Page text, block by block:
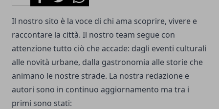
Il nostro sito è la voce di chi ama scoprire, vivere e
raccontare la città. Il nostro team segue con
attenzione tutto ciò che accade: dagli eventi culturali
alle novità urbane, dalla gastronomia alle storie che
animano le nostre strade. La nostra redazione e
autori sono in continuo aggiornamento ma tra i
primi sono stati: